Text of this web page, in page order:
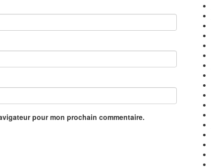
pour mon prochain commentaire.